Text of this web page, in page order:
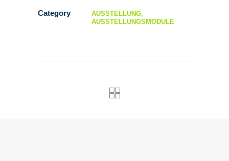
Category
AUSSTELLUNG,
AUSSTELLUNGSMODULE